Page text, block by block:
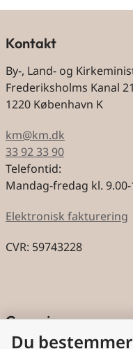
Kontakt
By-, Land- og
Frederiksholms Kanal 21
1220 København K
km@km.dk
33 92 33 90
Telefontid:
Mandag-fredag kl. 9.00-
Elektronisk fakturering
CVR: 59743228
Genveje
Du